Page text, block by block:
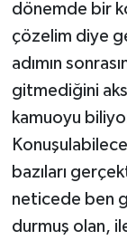
dönemde bir
çözelim diye
adımın
gitmediğini
kamuoyu
bazıları
neticede ben
durmuş olan,